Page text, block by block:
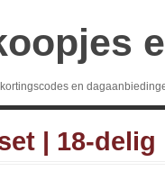
en
| 18-delig